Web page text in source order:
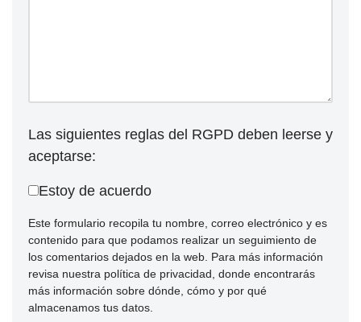
Las siguientes reglas del RGPD deben leerse y
aceptarse:
Estoy de acuerdo
Este formulario recopila tu nombre, correo electrónico y es
contenido para que podamos realizar un seguimiento de
los comentarios dejados en la web. Para más información
revisa nuestra política de privacidad, donde encontrarás
más información sobre dónde, cómo y por qué
almacenamos tus datos.